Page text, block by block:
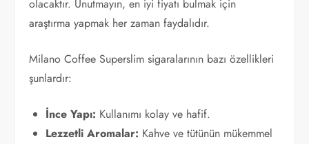
olacaktır. Unutmayın, en iyi fiyatı bulmak için
araştırma yapmak her zaman faydalıdır.
Milano Coffee Superslim sigaralarının bazı özellikleri
şunlardır:
İnce Yapı: Kullanımı kolay ve hafif.
Lezzetli Aromalar: Kahve ve tütünün mükemmel